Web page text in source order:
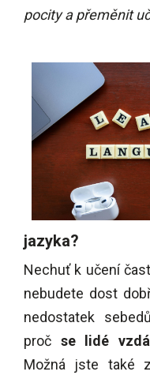
pocity a přeměnit
jazyka?
Nechuť k učení
nebudete dost
nedostatek
proč se lidé
Možná jste také